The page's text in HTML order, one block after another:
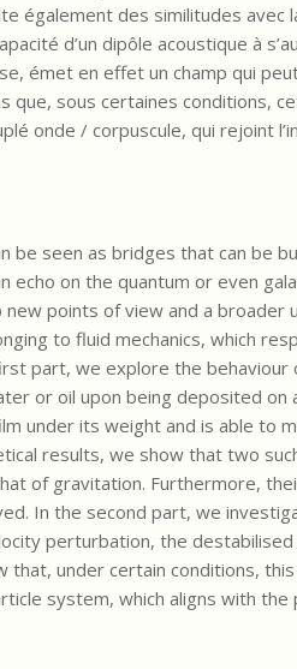
également des similitudes avec
d’un dipôle acoustique à
émet en effet un champ qui
que, sous certaines conditions,
onde / corpuscule, qui rejoint
be seen as bridges that can be
on the quantum or even
points of view and a broader
to fluid mechanics, which
part, we explore the behaviour
or oil upon being deposited on
under its weight and is able to
results, we show that two
of gravitation. Furthermore,
In the second part, we
perturbation, the
that, under certain conditions,
system, which aligns with